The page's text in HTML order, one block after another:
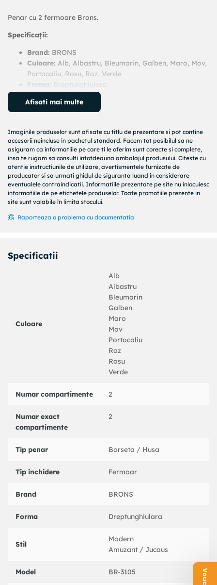
Penar cu 2 fermoare Brons.
Specificații:
Brand: BRONS
Culoare: Alb, Albastru, Bleumarin, Galben, Maro, Mov,
Portocaliu, Rosu, Roz, Verde
Forma:
Dreptunghiulara
Numar compartimente:
Stil:
Amuzant / Jucaus, Modern
Tema:Geometric
Tip inchidere:Fermoar
Tip penar:Borseta / Husa
Afisati mai multe
Imaginile produselor sunt afisate cu titlu de prezentare si pot contine
accesorii neincluse in pachetul standard. Facem tot posibilul sa ne
asiguram ca informatiile pe care ti le oferim sunt corecte si complete,
insa te rugam sa consulti intotdeauna ambalajul produsului. Citeste cu
atentie instructiunile de utilizare, avertismentele furnizate de
producator si sa urmati ghidul de siguranta luand in considerare
eventualele contraindicatii. Informatiile prezentate pe site nu inlocuiesc
informatiile de pe etichetele produselor. Toate promotiile prezente in
site sunt valabile în limita stocului.
Raporteaza o problema cu documentatia
Specificatii
Culoare
Alb
Albastru
Bleumarin
Galben
Maro
Mov
Portocaliu
Roz
Rosu
Verde
Numar compartimente 2
Numar exact
compartimente
2
Tip penar Borseta / Husa
Tip inchidere Fermoar
Brand BRONS
Forma Dreptunghiulara
Stil
Modern
Amuzant / Jucaus
Model BR-3105